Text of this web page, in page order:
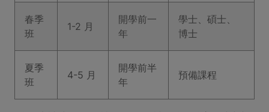
春季
班
1-2 月
開學前一
年
學士、碩士、
博士
夏季
班
4-5 月
開學前半
年
預備課程